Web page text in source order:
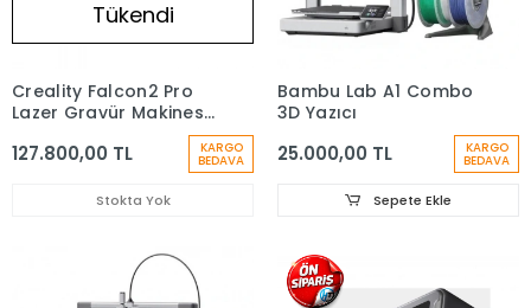
Tükendi
Creality Falcon2 Pro
Lazer Gravür Makinesi
127.800,00 TL KARGO
BEDAVA
Stokta Yok
Bambu Lab A1 Combo
3D Yazıcı
25.000,00 TL KARGO
BEDAVA
Sepete Ekle